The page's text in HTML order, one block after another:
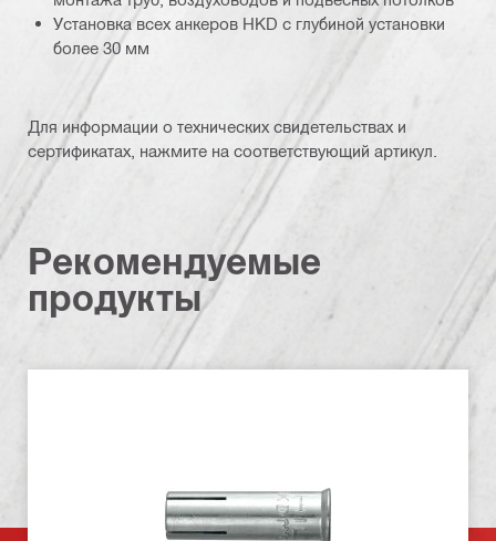
Установка всех анкеров HKD с глубиной установки
более 30 мм
Для информации о технических свидетельствах и
сертификатах, нажмите на соответствующий артикул.
Рекомендуемые
продукты